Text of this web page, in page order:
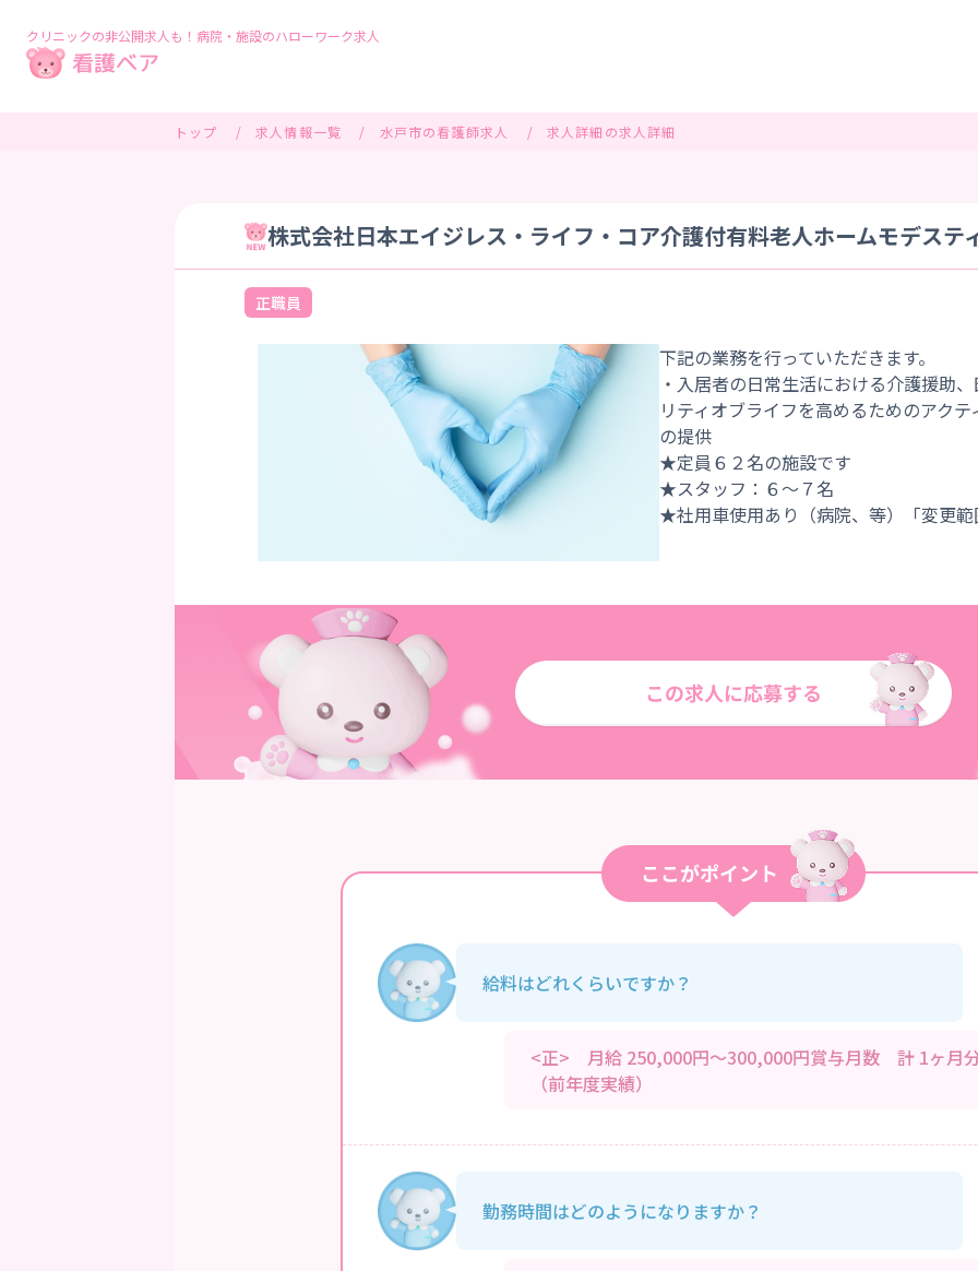
クリニックの非公開求人も！病院・施設のハローワーク求人
トップ 求人情報一覧 水戸市の看護師求人 求人詳細の求人詳細
株式会社日本エイジレス・ライフ・コア介護付有料老人ホームモデステ
正職員
下記の業務を行っていただきます。
・入居者の日常生活における介護援助
リティオブライフを高めるためのアク
の提供
★定員６２名の施設です
★スタッフ：６～７名
給料はどれくらいですか？
<正> 月給 250,000円～300,000円賞与月数 計 1ヶ月
（前年度実績）
勤務時間はどのようになりますか？